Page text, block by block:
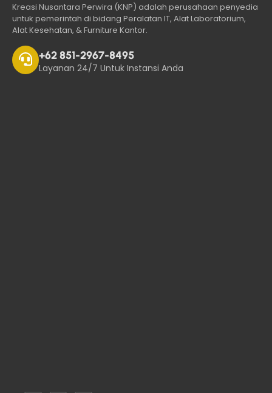
Kreasi Nusantara Perwira (KNP) adalah perusahaan penyedia
untuk pemerintah di bidang Peralatan IT, Alat Laboratorium,
Alat Kesehatan, & Furniture Kantor.
+62 851-2967-8495
Layanan 24/7 Untuk Instansi Anda